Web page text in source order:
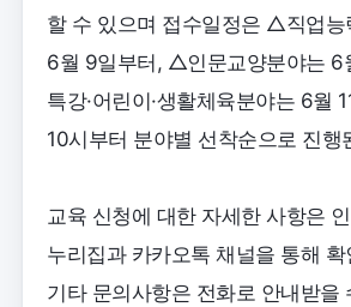
할 수 있으며 접수일정은 △직업능
6월 9일부터, △인문교양분야는
특강·어린이·생활체육분야는 6월
10시부터 분야별 선착순으로 진행
교육 신청에 대한 자세한 사항은
누리집과 카카오톡 채널을 통해 확
기타 문의사항은 전화로 안내받을